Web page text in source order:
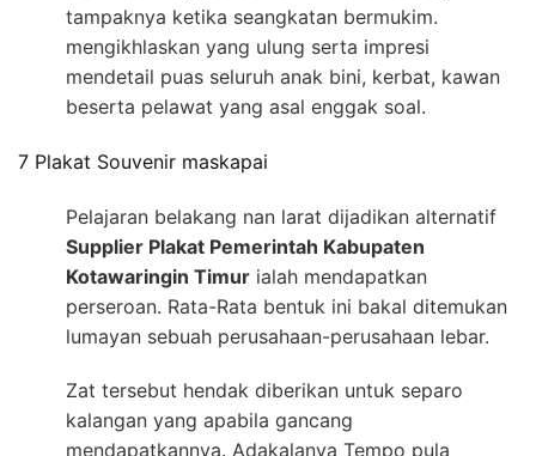
tampaknya ketika seangkatan bermukim.
mengikhlaskan yang ulung serta impresi
mendetail puas seluruh anak bini, kerbat, kawan
beserta pelawat yang asal enggak soal.
7 Plakat Souvenir maskapai
Pelajaran belakang nan larat dijadikan alternatif
Supplier Plakat Pemerintah Kabupaten
Kotawaringin Timur ialah mendapatkan
perseroan. Rata-Rata bentuk ini bakal ditemukan
lumayan sebuah perusahaan-perusahaan lebar.
Zat tersebut hendak diberikan untuk separo
kalangan yang apabila gancang
mendapatkannya. Adakalanya Tempo pula